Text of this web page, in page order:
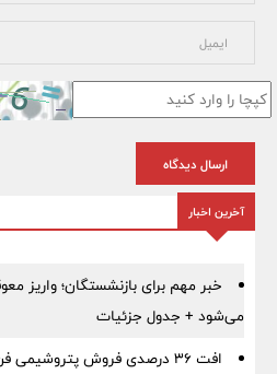
ارسال دیدگاه
آخرین اخبار
می‌شود + جدول جزئیات